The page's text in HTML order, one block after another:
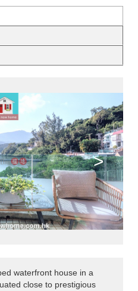
>
waterfront house in a
close to prestigious